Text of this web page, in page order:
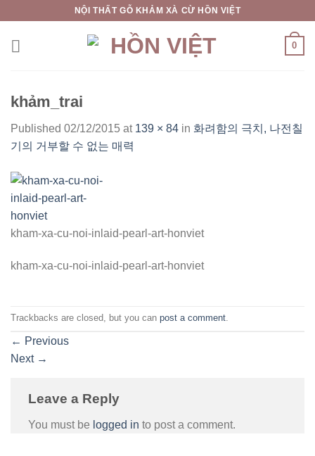
content
NỘI THẤT GỖ KHẢM XÀ CỪ HỒN VIỆT
0
khảm_trai
Published 02/12/2015 at 139 × 84 in 화려함의 극치, 나전칠
기의 거부할 수 없는 매력
kham-xa-cu-noi-inlaid-pearl-art-honviet
kham-xa-cu-noi-inlaid-pearl-art-honviet
Trackbacks are closed, but you can post a comment.
← Previous
Next →
Leave a Reply
You must be logged in to post a comment.